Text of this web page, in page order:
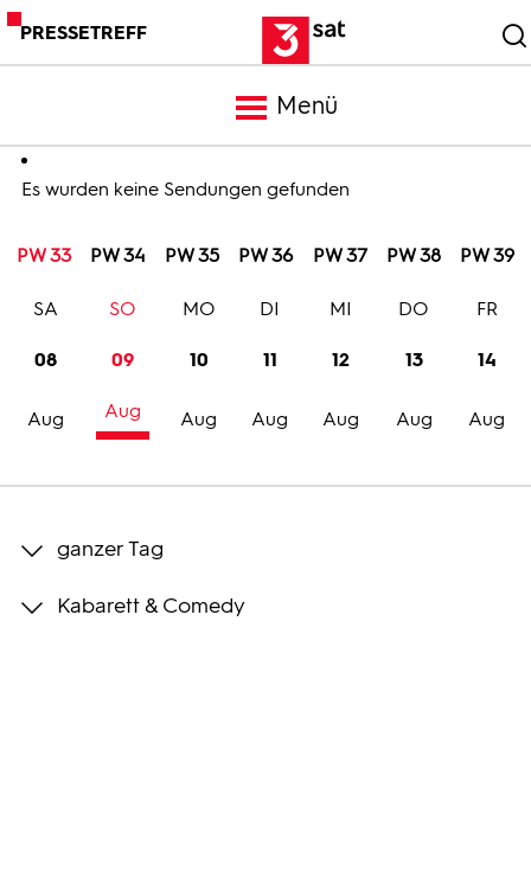
PRESSETREFF
Menü
Meldungen
Programm
Trailer
Bilder
Es wurden keine Sendungen gefunden
PW 33 PW 34 PW 35 PW 36 PW 37 PW 38 PW 39
08
Aug
SA
09
Aug
SO
10
Aug
MO
11
Aug
DI
12
Aug
MI
13
Aug
DO
14
Aug
FR
ganzer Tag
Kabarett & Comedy